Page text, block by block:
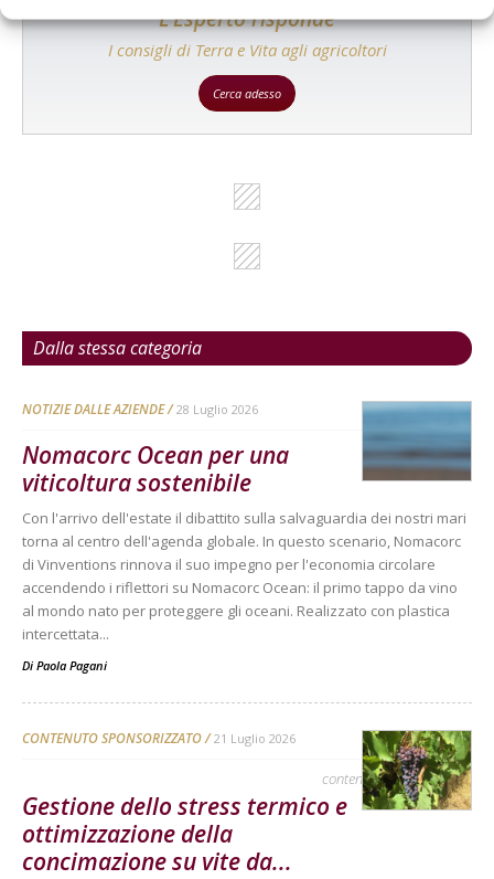
L'Esperto risponde
I consigli di Terra e Vita agli agricoltori
Cerca adesso
Dalla stessa categoria
NOTIZIE DALLE AZIENDE 28 Luglio 2026
Nomacorc Ocean per una
viticoltura sostenibile
Con l'arrivo dell'estate il dibattito sulla salvaguardia dei nostri mari
torna al centro dell'agenda globale. In questo scenario, Nomacorc
di Vinventions rinnova il suo impegno per l'economia circolare
accendendo i riflettori su Nomacorc Ocean: il primo tappo da vino
al mondo nato per proteggere gli oceani. Realizzato con plastica
intercettata...
Di Paola Pagani
CONTENUTO SPONSORIZZATO 21 Luglio 2026
contenuto sponsorizzato
Gestione dello stress termico e
ottimizzazione della
concimazione su vite da...